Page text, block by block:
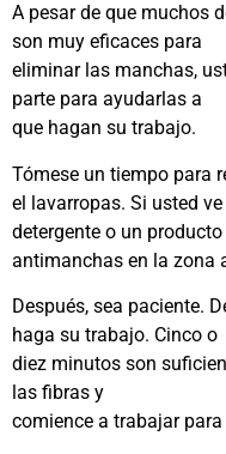
A pesar de que muchos
son muy eficaces para
eliminar las manchas,
parte para ayudarlas a
que hagan su trabajo.
Tómese un tiempo para
el lavarropas. Si usted
detergente o un producto
antimanchas en la zona
Después, sea paciente.
haga su trabajo. Cinco o
diez minutos son
las fibras y
comience a trabajar